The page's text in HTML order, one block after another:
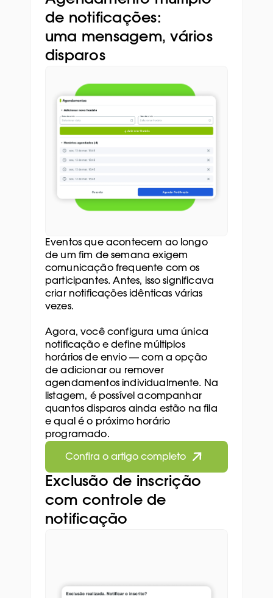
Exclusão de inscrição
com controle de
notificação
Eventos que acontecem ao longo
de um fim de semana exigem
comunicação frequente com os
participantes. Antes, isso significava
criar notificações idênticas várias
vezes.
Agora, você configura uma única
notificação e define múltiplos
horários de envio — com a opção
de adicionar ou remover
agendamentos individualmente. Na
listagem, é possível acompanhar
quantos disparos ainda estão na fila
e qual é o próximo horário
programado.
Confira o artigo completo
de notificações:
uma mensagem, vários
disparos